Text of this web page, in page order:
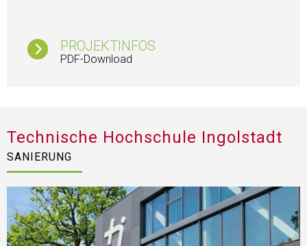
PROJEKTINFOS
PDF-Download
Technische Hochschule Ingolstadt
SANIERUNG